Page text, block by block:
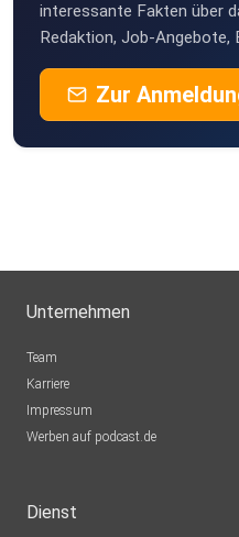
interessante Fakten über
Redaktion, Job-Angebote,
Zur
Unternehmen
Team
Karriere
Impressum
Werben auf podcast.de
Dienst